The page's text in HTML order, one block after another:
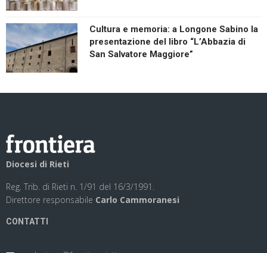
Cultura e memoria: a Longone Sabino la
presentazione del libro “L’Abbazia di
San Salvatore Maggiore”
Diocesi di Rieti
Reg. Trib. di Rieti n. 1/91 del 16/3/1991.
Direttore responsabile Carlo Cammoranesi
CONTATTI